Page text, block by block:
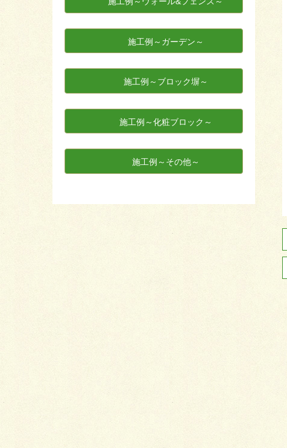
施工例～ガーデン～
施工例～ブロック塀～
施工例～化粧ブロック～
施工例～その他～